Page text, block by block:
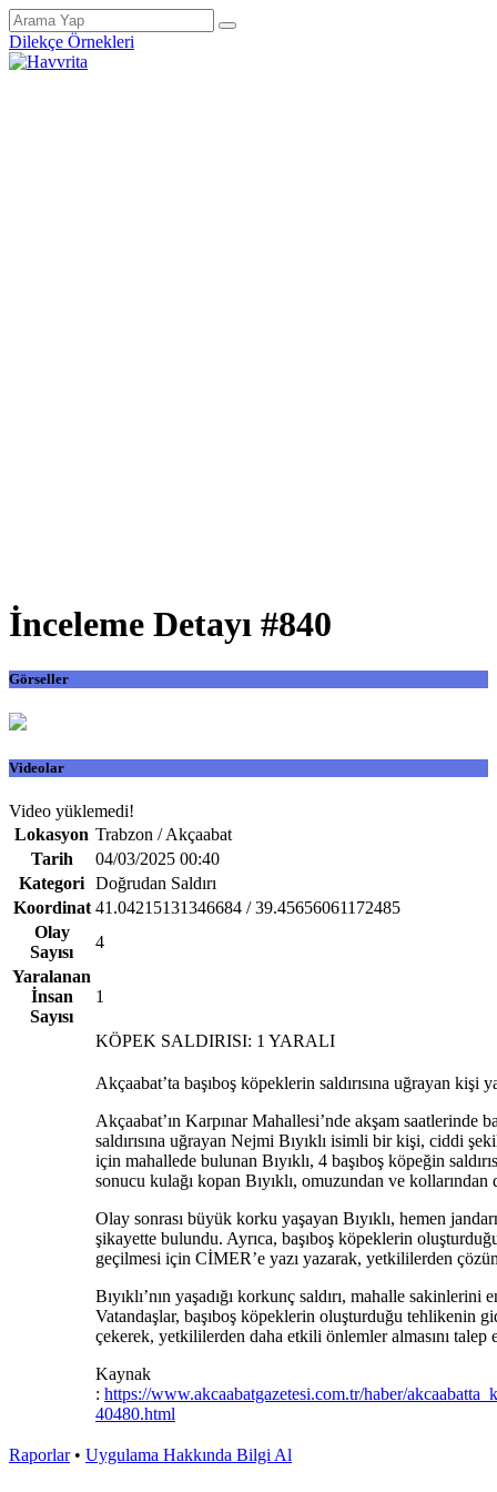
Dilekçe Örnekleri
İnceleme Detayı #840
Görseller
Videolar
Video yüklemedi!
Lokasyon Trabzon / Akçaabat
Tarih
04/03/2025 00:40
Kategori Doğrudan Saldırı
Koordinat 41.04215131346684 / 39.45656061172485
Olay
Sayısı
4
Yaralanan
İnsan
Sayısı
1
KÖPEK SALDIRISI: 1 YARALI
Akçaabat’ta başıboş köpeklerin saldırısına uğrayan kişi
Akçaabat’ın Karpınar Mahallesi’nde akşam saatlerinde
saldırısına uğrayan Nejmi Bıyıklı isimli bir kişi, ciddi
için mahallede bulunan Bıyıklı, 4 başıboş köpeğin
sonucu kulağı kopan Bıyıklı, omuzundan ve kollarından
Olay sonrası büyük korku yaşayan Bıyıklı, hemen
şikayette bulundu. Ayrıca, başıboş köpeklerin
geçilmesi için CİMER’e yazı yazarak, yetkililerden
Bıyıklı’nın yaşadığı korkunç saldırı, mahalle sakinlerini
Vatandaşlar, başıboş köpeklerin oluşturduğu tehlikenin
çekerek, yetkililerden daha etkili önlemler almasını talep
Kaynak
: https://www.akcaabatgazetesi.com.tr/haber/
40480.html
Raporlar • Uygulama Hakkında Bilgi Al